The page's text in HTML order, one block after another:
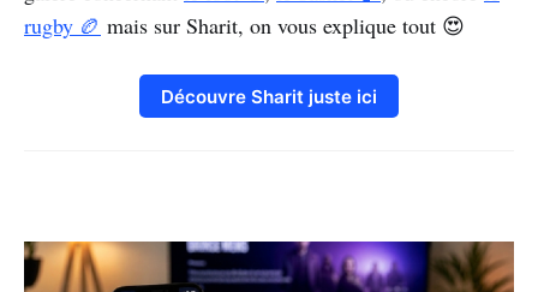
rugby 🏉 mais sur Sharit, on vous explique tout 😍
Découvre Sharit juste ici